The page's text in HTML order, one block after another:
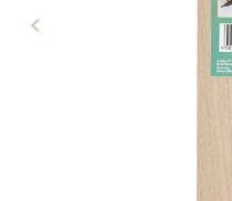
Précédent
keyboard_arrow_left